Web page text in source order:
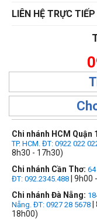
LIÊN HỆ TRỰC TIẾP
Chi nhánh HCM Quận
TP. HCM. ĐT: 0922 022
8h30 - 17h30)
Chi nhánh Cần Thơ: 64
ĐT: 092.2345.488 | 9h00
Chi nhánh Đà Nẵng:
Nẵng. ĐT: 0927 28 5678
18h00)